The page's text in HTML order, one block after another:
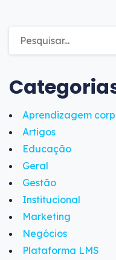
Aprendizagem
Artigos
Educação
Geral
Gestão
Institucional
Marketing
Negócios
Plataforma LMS